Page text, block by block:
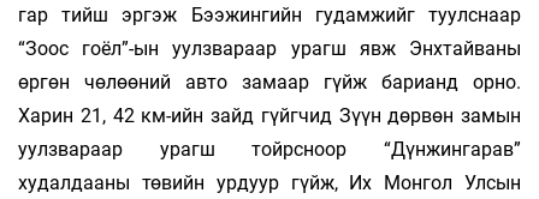
гар тийш эргэж Бээжингийн гудамжийг туулснаар
“Зоос гоёл”-ын уулзвараар урагш явж Энхтайваны
өргөн чөлөөний авто замаар гүйж барианд орно.
Харин 21, 42 км-ийн зайд гүйгчид Зүүн дөрвөн замын
уулзвараар урагш тойрсноор “Дүнжингарав”
худалдааны төвийн урдуур гүйж, Их Монгол Улсын